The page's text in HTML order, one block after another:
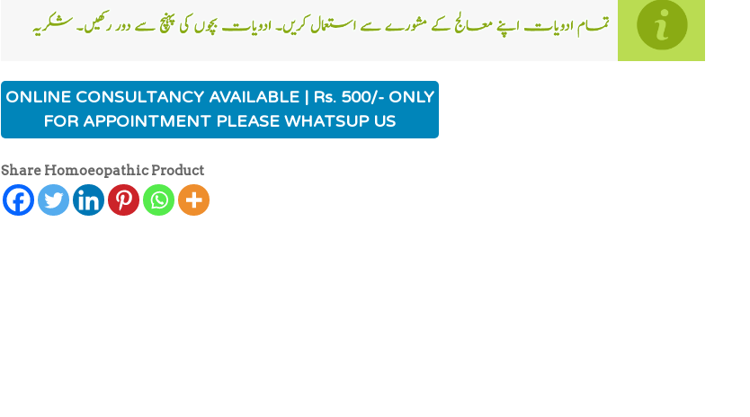
ONLINE CONSULTANCY AVAILABLE | Rs. 500/- ONLY
FOR APPOINTMENT PLEASE WHATSUP US
Share Homoeopathic Product